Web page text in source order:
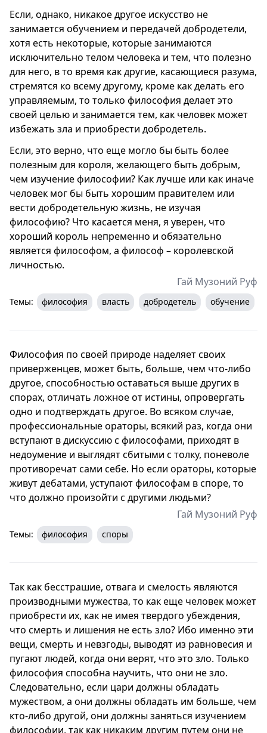
Если, однако, никакое другое искусство не
занимается обучением и передачей добродетели,
хотя есть некоторые, которые занимаются
исключительно телом человека и тем, что полезно
для него, в то время как другие, касающиеся разума,
стремятся ко всему другому, кроме как делать его
управляемым, то только философия делает это
своей целью и занимается тем, как человек может
избежать зла и приобрести добродетель.
Если, это верно, что еще могло бы быть более
полезным для короля, желающего быть добрым,
чем изучение философии? Как лучше или как иначе
человек мог бы быть хорошим правителем или
вести добродетельную жизнь, не изучая
философию? Что касается меня, я уверен, что
хороший король непременно и обязательно
является философом, а философ – королевской
личностью.
Гай Музоний Руф
Темы: философия власть добродетель обучение
Философия по своей природе наделяет своих
приверженцев, может быть, больше, чем что-либо
другое, способностью оставаться выше других в
спорах, отличать ложное от истины, опровергать
одно и подтверждать другое. Во всяком случае,
профессиональные ораторы, всякий раз, когда они
вступают в дискуссию с философами, приходят в
недоумение и выглядят сбитыми с толку, поневоле
противоречат сами себе. Но если ораторы, которые
живут дебатами, уступают философам в споре, то
что должно произойти с другими людьми?
Гай Музоний Руф
Темы: философия споры
Так как бесстрашие, отвага и смелость являются
производными мужества, то как еще человек может
приобрести их, как не имея твердого убеждения,
что смерть и лишения не есть зло? Ибо именно эти
вещи, смерть и невзгоды, выводят из равновесия и
пугают людей, когда они верят, что это зло. Только
философия способна научить, что они не зло.
Следовательно, если цари должны обладать
мужеством, а они должны обладать им больше, чем
кто-либо другой, они должны заняться изучением
философии, так как никаким другим путем они не